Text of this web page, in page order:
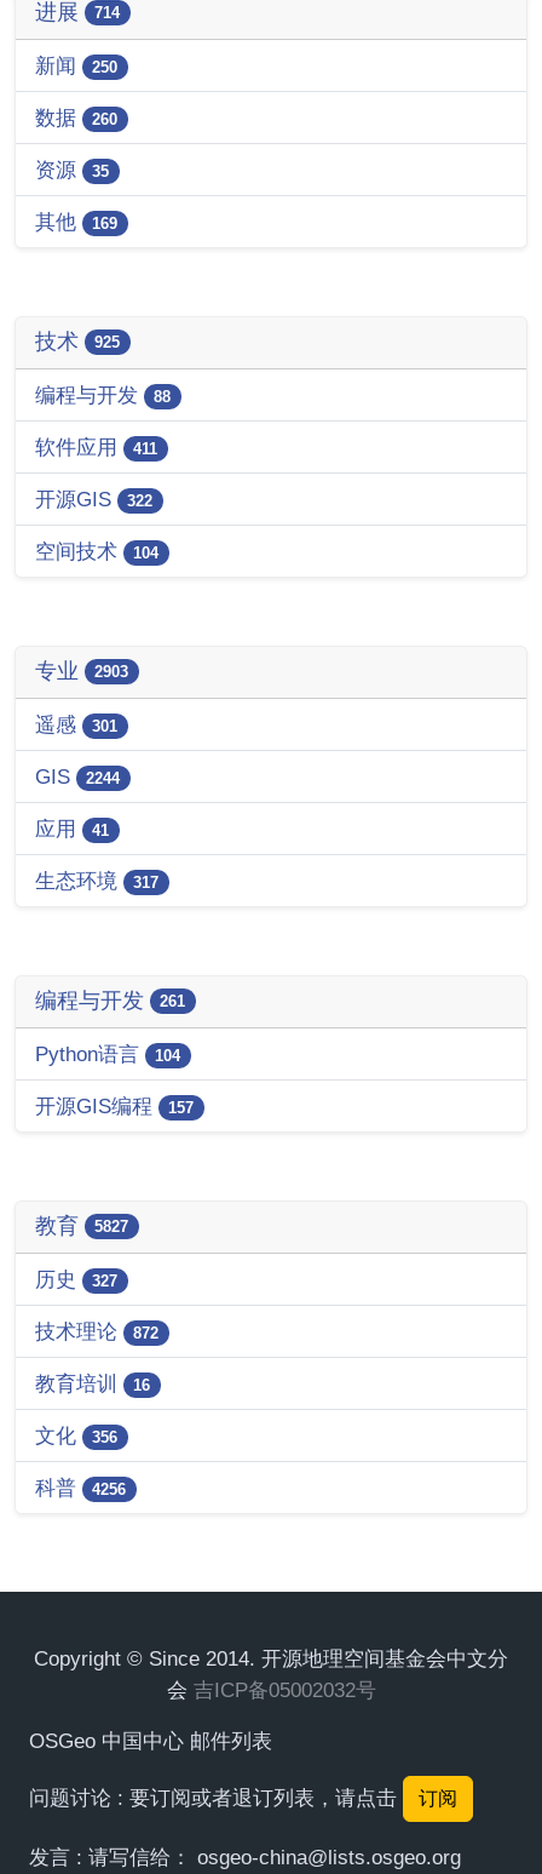
进展 714
新闻 250
数据 260
资源 35
其他 169
技术 925
编程与开发 88
软件应用 411
开源GIS 322
空间技术 104
专业 2903
遥感 301
GIS 2244
应用 41
生态环境 317
编程与开发 261
Python语言 104
开源GIS编程 157
教育 5827
历史 327
技术理论 872
教育培训 16
文化 356
科普 4256
Copyright © Since 2014. 开源地理空间基金会中文分
会 吉ICP备05002032号
OSGeo 中国中心 邮件列表
问题讨论 : 要订阅或者退订列表，请点击 订阅
发言 : 请写信给： osgeo-china@lists.osgeo.org